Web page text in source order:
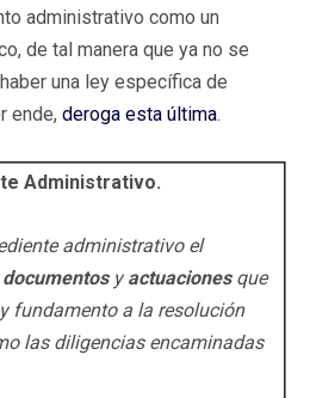
administrativo como un
de tal manera que ya no se
una ley específica de
ende, deroga esta última.
Administrativo.
administrativo el
documentos yactuacionesque
fundamento a la resolución
las diligencias encaminadas